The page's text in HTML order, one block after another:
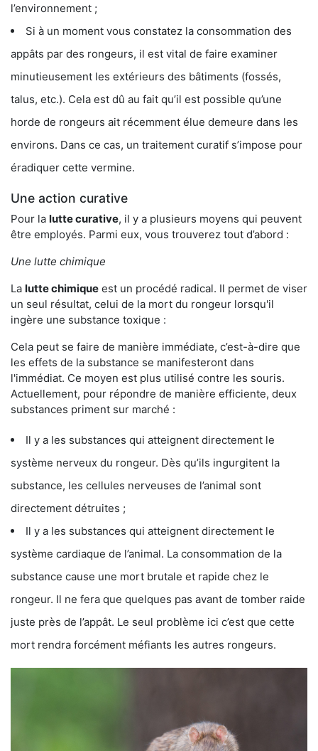
l’environnement ;
Si à un moment vous constatez la consommation des
appâts par des rongeurs, il est vital de faire examiner
minutieusement les extérieurs des bâtiments (fossés,
talus, etc.). Cela est dû au fait qu’il est possible qu’une
horde de rongeurs ait récemment élue demeure dans les
environs. Dans ce cas, un traitement curatif s’impose pour
éradiquer cette vermine.
Une action curative
Pour la lutte curative, il y a plusieurs moyens qui peuvent
être employés. Parmi eux, vous trouverez tout d’abord :
Une lutte chimique
La lutte chimique est un procédé radical. Il permet de viser
un seul résultat, celui de la mort du rongeur lorsqu'il
ingère une substance toxique :
Cela peut se faire de manière immédiate, c’est-à-dire que
les effets de la substance se manifesteront dans
l'immédiat. Ce moyen est plus utilisé contre les souris.
Actuellement, pour répondre de manière efficiente, deux
substances priment sur marché :
Il y a les substances qui atteignent directement le
système nerveux du rongeur. Dès qu’ils ingurgitent la
substance, les cellules nerveuses de l’animal sont
directement détruites ;
Il y a les substances qui atteignent directement le
système cardiaque de l’animal. La consommation de la
substance cause une mort brutale et rapide chez le
rongeur. Il ne fera que quelques pas avant de tomber raide
juste près de l’appât. Le seul problème ici c’est que cette
mort rendra forcément méfiants les autres rongeurs.